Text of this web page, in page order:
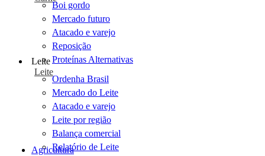
Boi gordo
Mercado futuro
Atacado e varejo
Reposição
Proteínas Alternativas
Leite
Leite
Ordenha Brasil
Mercado do Leite
Atacado e varejo
Leite por região
Balança comercial
Relatório de Leite
Agricultura